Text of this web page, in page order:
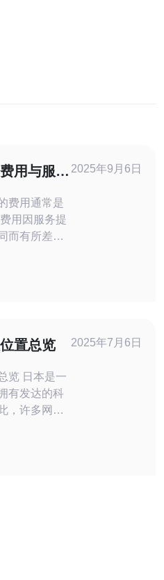
用与服务
费用通常是
用因服务提
而有所差
的云服务器
2025年9月6日
置总览
是一
有发达的科
，许多网站
2025年7月6日